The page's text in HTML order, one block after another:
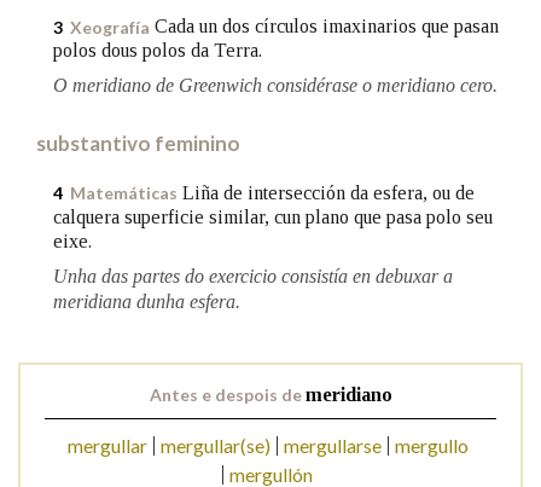
Nas definicións
Na fraseoloxía
OUTRAS OPCIÓNS DE BUSCA
Marcas gramaticais
Pertence a
3 Xeografía Cada un dos círculos imaxinarios que pasan
polos dous polos da Terra.
O meridiano de Greenwich considérase o meridiano cero.
substantivo feminino
4 Matemáticas Liña de intersección da esfera, ou de
calquera superficie similar, cun plano que pasa polo seu
eixe.
Unha das partes do exercicio consistía en debuxar a
meridiana dunha esfera.
Antes e despois demeridiano
mergullar mergullar(se) mergullarse
mergullo
mergullón